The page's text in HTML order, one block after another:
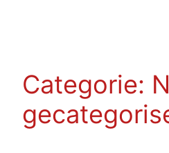
Categorie: